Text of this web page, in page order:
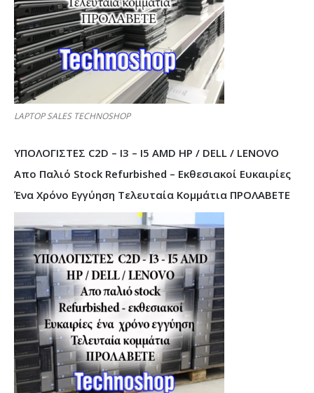
LAPTOP SALES TECHNOSHOP
ΥΠΟΛΟΓΙΣΤΕΣ C2D – I3 – I5 AMD HP / DELL / LENOVO
Απο Παλιό Stock Refurbished – Εκθεσιακοί Ευκαιρίες
Ένα Χρόνο Εγγύηση Τελευταία Κομμάτια ΠΡΟΛΑΒΕΤΕ